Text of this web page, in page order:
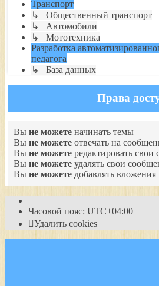
Транспорт
↳ Общественный транспорт
↳ Автомобили
↳ Мототехника
Разработка
педагога
↳ База данных
Права
Вы не можете начинать темы
Вы не можете отвечать на
Вы не можете редактировать свои
Вы не можете удалять свои
Вы не можете добавлять вложения
Часовой пояс: UTC+04:00
Удалить cookies